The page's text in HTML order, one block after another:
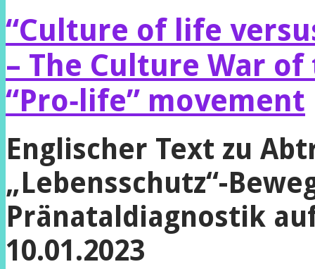
“Culture of life
– The Culture War
“Pro‑life” movement
Englischer Text zu
„Lebensschutz“-
Pränataldiagnostik
10.01.2023